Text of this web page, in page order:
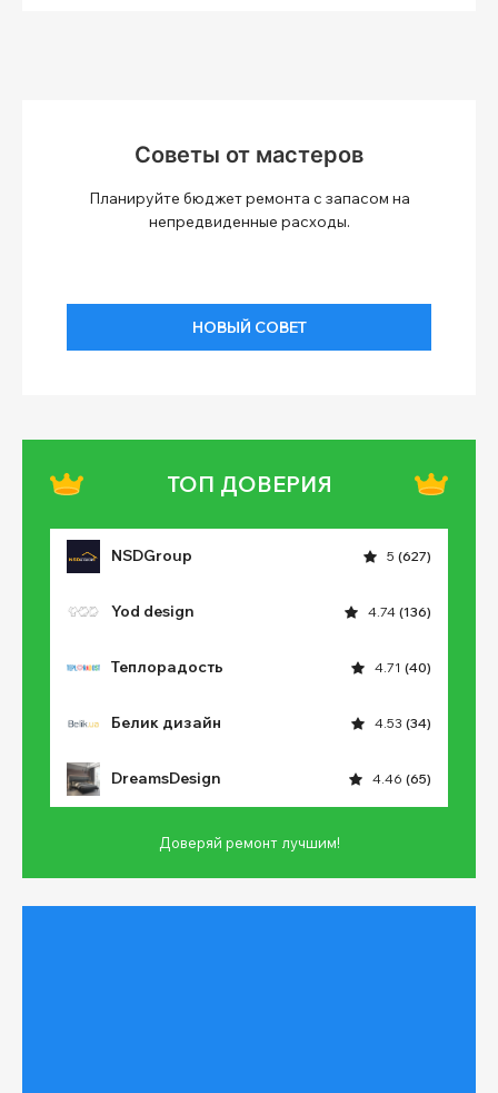
Советы от мастеров
Планируйте бюджет ремонта с запасом на
непредвиденные расходы.
НОВЫЙ СОВЕТ
ТОП ДОВЕРИЯ
NSDGroup 5 (627)
Yod design 4.74 (136)
Теплорадость 4.71 (40)
Белик дизайн 4.53 (34)
DreamsDesign 4.46 (65)
Доверяй ремонт лучшим!